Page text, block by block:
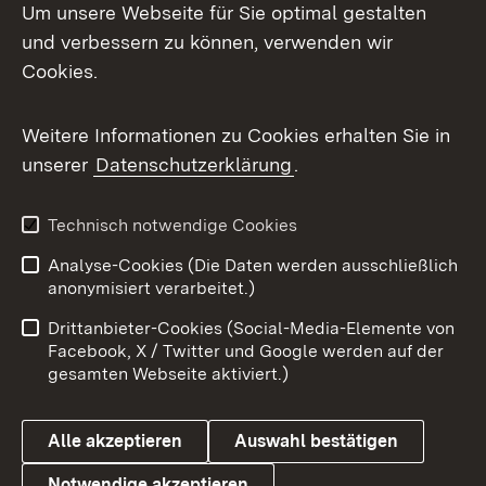
Facebook
X / Twitter
Youtube
Impressum
Kontakt
Barrierefreiheit
Datenschutz
Cookies
Um unsere Webseite für Sie optimal gestalten
und verbessern zu können, verwenden wir
Cookies.
Weitere Informationen zu Cookies erhalten Sie in
unserer Datenschutzerklärung.
Technisch notwendige Cookies
Analyse-Cookies (Die Daten werden ausschließlich
anonymisiert verarbeitet.)
Drittanbieter-Cookies (Social-Media-Elemente von
Facebook, X / Twitter und Google werden auf der
gesamten Webseite aktiviert.)
Alle akzeptieren Auswahl bestätigen